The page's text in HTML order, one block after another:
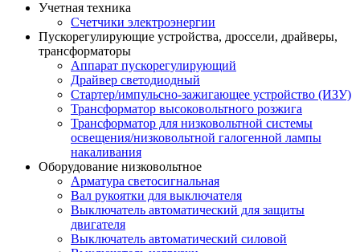
Учетная техника
Счетчики электроэнергии
Пускорегулирующие устройства, дроссели, драйверы,
трансформаторы
Аппарат пускорегулирующий
Драйвер светодиодный
Стартер/импульсно-зажигающее устройство (ИЗУ)
Трансформатор высоковольтного розжига
Трансформатор для низковольтной системы
освещения/низковольтной галогенной лампы
накаливания
Оборудование низковольтное
Арматура светосигнальная
Вал рукоятки для выключателя
Выключатель автоматический для защиты
двигателя
Выключатель автоматический силовой